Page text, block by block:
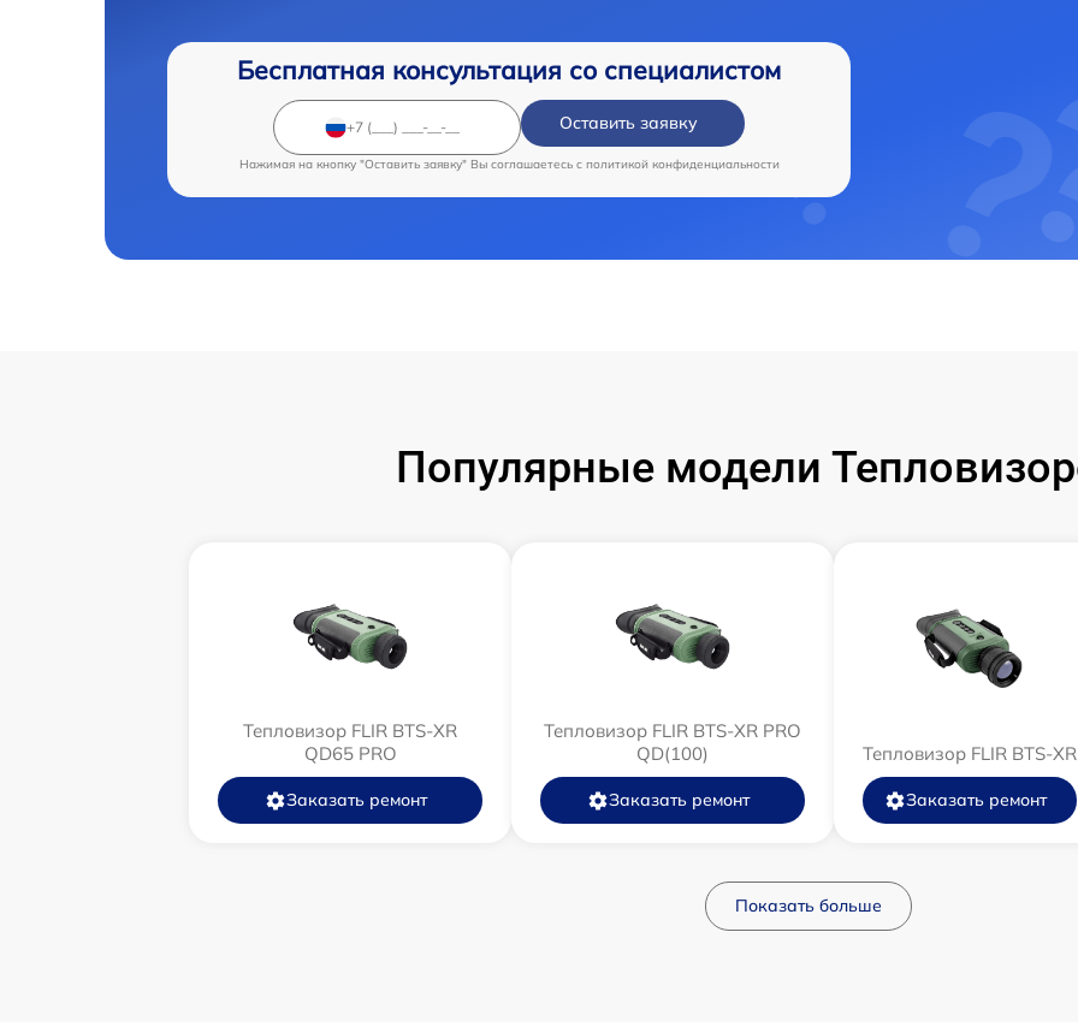
Бесплатная консультация со специалистом
Оставить заявку
Нажимая на кнопку "Оставить заявку" Вы соглашаетесь c политикой конфиденциальности
Популярные модели
Тепловизор FLIR BTS-XR
QD65 PRO
Заказать ремонт
Тепловизор FLIR BTS-XR PRO
QD(100)
Заказать ремонт
Тепловизор FLIR BTS-XR
Заказать ремонт
Показать больше